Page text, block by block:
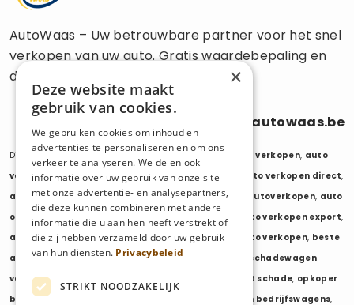
AutoWaas – Uw betrouwbare partner voor het snel
verkopen van uw auto. Gratis waardebepaling en
directe uitbetaling.
info@autowaas.be
Diensten: auto verkopen auto export verkopen, auto
verkopen export,auto verkopen zonder keuring auto verkopen direct,
auto tweedehands verkopen,mijn auto verkopen autoverkopen, auto
opkopers
opkoper auto , export auto verkopen auto verkopen export,
auto opkoper export,opkopen van auto's,oude auto verkopen, beste
auto opkoper,wij kopen auto's,wij kopen uw auto
schadewagen
verkopen
opkoper auto met schade, opkoper
bedrijfswagens
verkopen bedrijfswagens,
×
Deze website maakt
gebruik van cookies.
We gebruiken cookies om inhoud en
advertenties te personaliseren en om ons
verkeer te analyseren. We delen ook
informatie over uw gebruik van onze site
met onze advertentie- en analysepartners,
die deze kunnen combineren met andere
informatie die u aan hen heeft verstrekt of
die zij hebben verzameld door uw gebruik
van hun diensten. Privacybeleid
STRIKT NOODZAKELIJK